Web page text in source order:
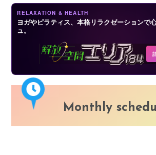
RELAXATION & HEALTH
ヨガやピラティス、本格リラクゼーションで
ュ。
Monthly